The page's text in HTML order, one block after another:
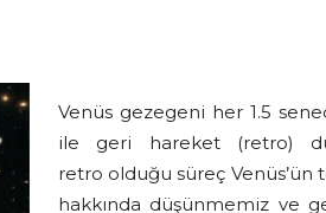
Venüs gezegeni her 1.5
ile geri hareket (retro)
retro olduğu süreç
hakkında düşünmemiz ve